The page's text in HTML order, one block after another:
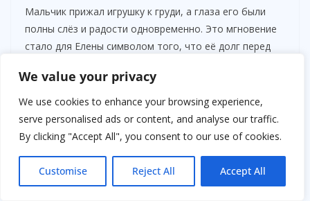
We value your privacy
We use cookies to enhance your browsing experience,
serve personalised ads or content, and analyse our traffic.
By clicking "Accept All", you consent to our use of cookies.
Customise Reject All Accept All
Мальчик прижал игрушку к груди, а глаза его были
полны слёз и радости одновременно. Это мгновение
стало для Елены символом того, что её долг перед